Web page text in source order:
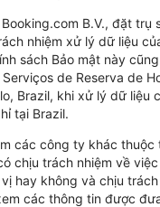
B.V., đặt trụ
nhiệm xử lý dữ liệu
sách Bảo mật này
Serviços de Reserva de
Brazil, khi xử lý dữ liệu
tại Brazil.
các công ty khác thuộc
chịu trách nhiệm về
hay không và chịu
các thông tin được